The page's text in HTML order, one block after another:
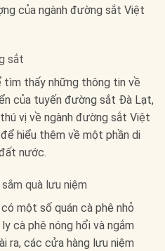
của ngành đường sắt Việt
sắt
tìm thấy những thông tin về
của tuyến đường sắt Đà Lạt,
vị về ngành đường sắt Việt
hiểu thêm về một phần di
nước.
quà lưu niệm
có một số quán cà phê nhỏ
cà phê nóng hổi và ngắm
ra, các cửa hàng lưu niệm